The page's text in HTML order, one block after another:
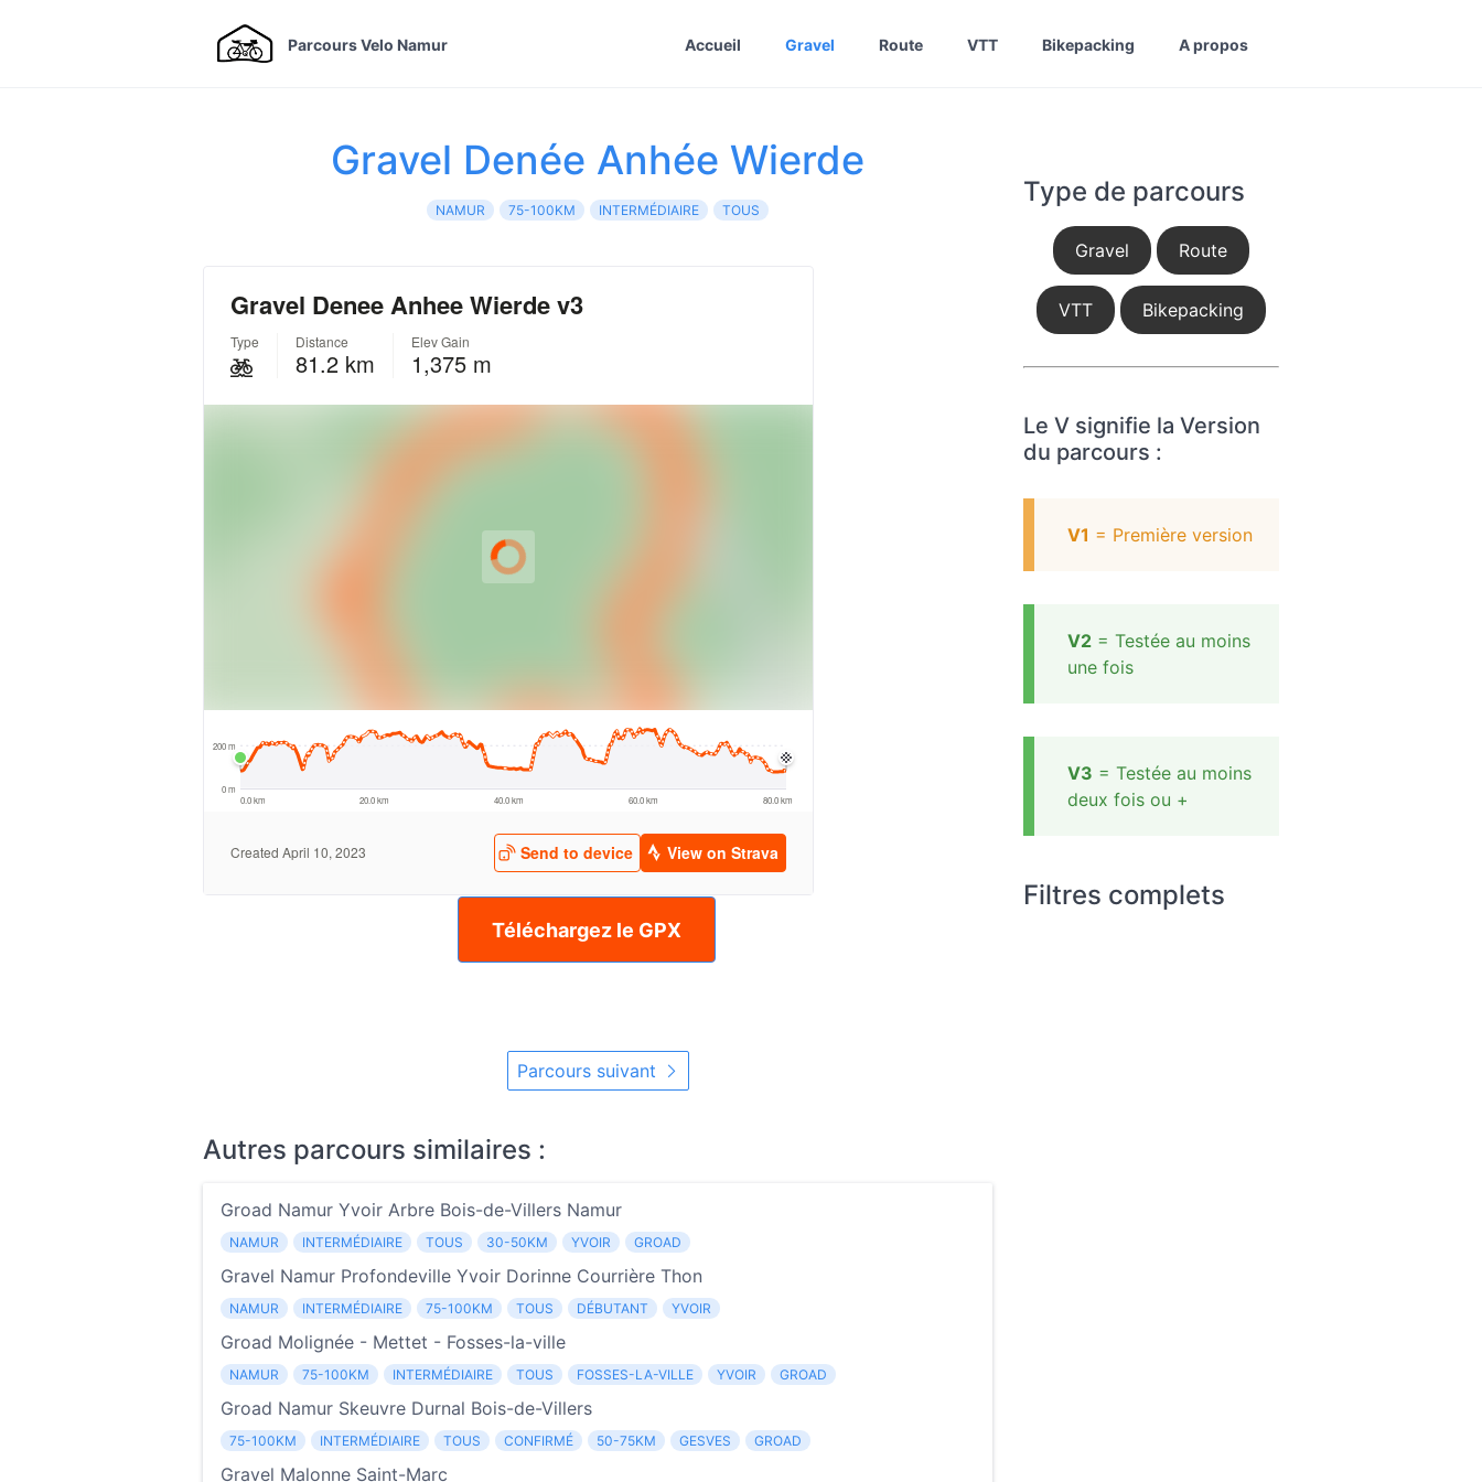
Parcours Velo Namur Accueil Gravel Route VTT Bikepacking A propos
Gravel Denée Anhée Wierde
NAMUR 75-100KM INTERMÉDIAIRE TOUS
Téléchargez le GPX
Parcours suivant
Autres parcours similaires :
Groad Namur Yvoir Arbre Bois-de-Villers Namur
NAMUR INTERMÉDIAIRE TOUS 30-50KM YVOIR GROAD
Gravel Namur Profondeville Yvoir Dorinne Courrière Thon
NAMUR INTERMÉDIAIRE 75-100KM TOUS DÉBUTANT YVOIR
Groad Molignée - Mettet - Fosses-la-ville
NAMUR 75-100KM INTERMÉDIAIRE TOUS FOSSES-LA-VILLE YVOIR GROAD
Groad Namur Skeuvre Durnal Bois-de-Villers
75-100KM INTERMÉDIAIRE TOUS CONFIRMÉ 50-75KM GESVES GROAD
Gravel Malonne Saint-Marc
Type de parcours
Gravel Route
VTT Bikepacking
Le V signifie la Version
du parcours :
V1 = Première version
V2 = Testée au moins
une fois
V3 = Testée au moins
deux fois ou +
Filtres complets